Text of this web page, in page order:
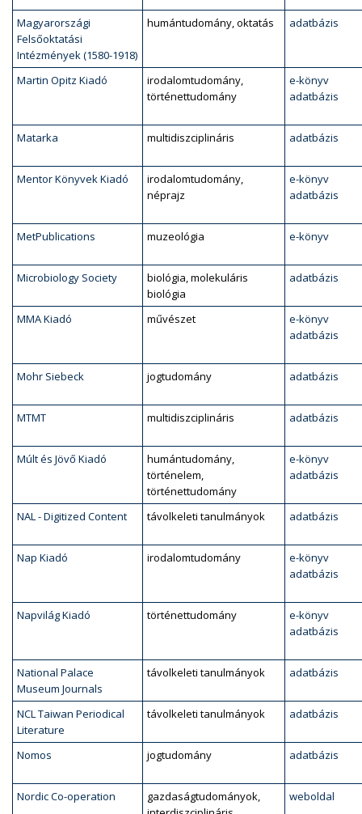
Magyarországi
Felsőoktatási
Intézmények (1580-1918)
humántudomány, oktatás adatbázis
Martin Opitz Kiadó
irodalomtudomány,
történettudomány
e-könyv
adatbázis
Matarka multidiszciplináris adatbázis
Mentor Könyvek Kiadó
irodalomtudomány,
néprajz
e-könyv
adatbázis
MetPublications muzeológia e-könyv
Microbiology Society
biológia, molekuláris
biológia
adatbázis
MMA Kiadó művészet
e-könyv
adatbázis
Mohr Siebeck jogtudomány adatbázis
MTMT multidiszciplináris adatbázis
Múlt és Jövő Kiadó
humántudomány,
történelem,
történettudomány
e-könyv
adatbázis
NAL - Digitized Content távolkeleti tanulmányok adatbázis
Nap Kiadó irodalomtudomány
e-könyv
adatbázis
Napvilág Kiadó történettudomány
e-könyv
adatbázis
National Palace
Museum Journals
távolkeleti tanulmányok adatbázis
NCL Taiwan Periodical
Literature
távolkeleti tanulmányok adatbázis
Nomos jogtudomány adatbázis
Nordic Co-operation
gazdaságtudományok,
weboldal